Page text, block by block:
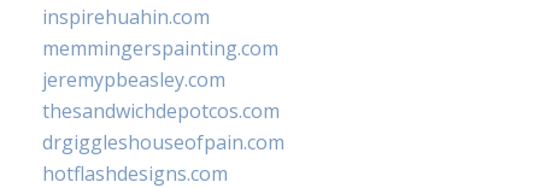
inspirehuahin.com
memmingerspainting.com
jeremypbeasley.com
thesandwichdepotcos.com
drgiggleshouseofpain.com
hotflashdesigns.com